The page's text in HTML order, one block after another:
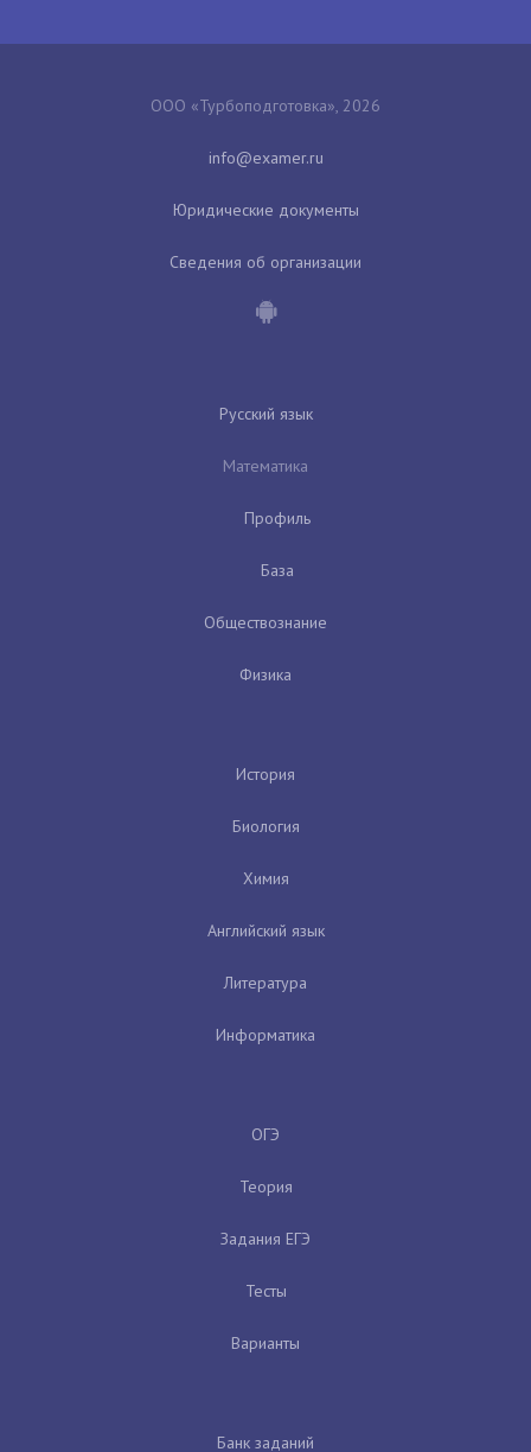
ООО «Турбоподготовка», 2026
Юридические документы
Сведения об организации
Русский язык
Математика
Профиль
База
Обществознание
Физика
История
Биология
Химия
Английский язык
Литература
Информатика
ОГЭ
Теория
Задания ЕГЭ
Тесты
Варианты
Банк заданий